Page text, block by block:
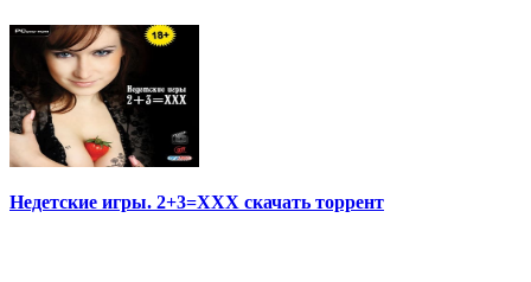
Недетские игры. 2+3=XXX скачать торрент